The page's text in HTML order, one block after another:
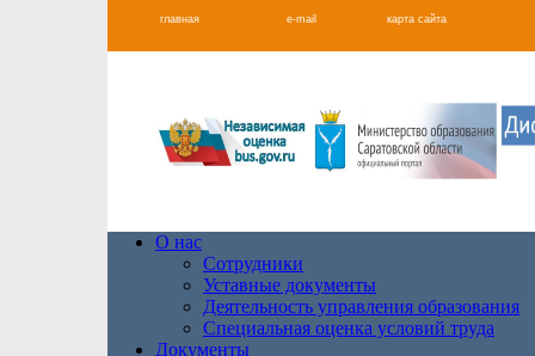
главная e-mail карта сайта
О нас
Сотрудники
Уставные документы
Деятельность управления образования
Специальная оценка условий труда
Документы